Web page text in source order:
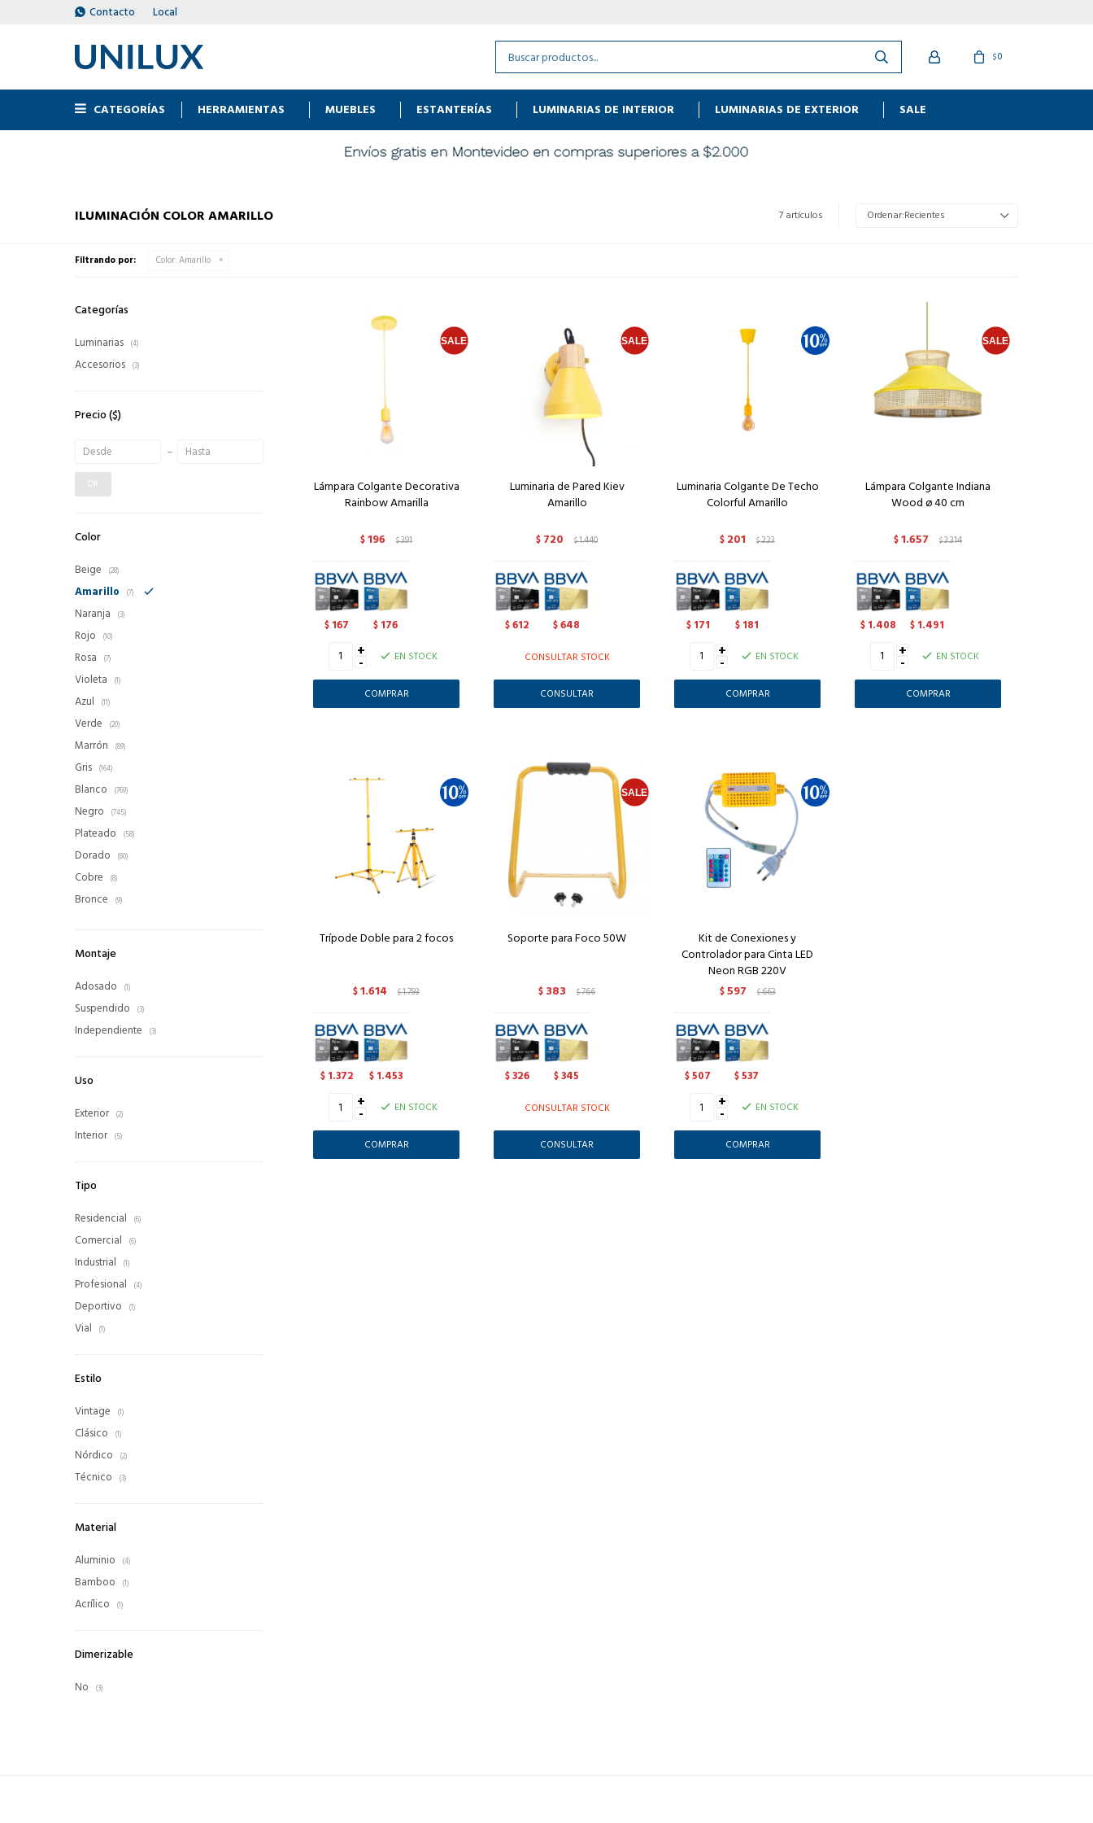
CATEGORÍAS HERRAMIENTAS MUEBLES ESTANTERÍAS LUMINARIAS DE INTERIOR LUMINARIAS DE EXTERIOR SALE
$0
Contacto Local
ILUMINACIÓN COLOR AMARILLO 7 artículos Recientes
Filtrando por: Color:Amarillo
Lámpara Colgante Decorativa
Rainbow Amarilla
$196 $391
$ 167 $ 176
+
- EN STOCK
Luminaria de Pared Kiev
Amarillo
$ 720 $1.440
$612 $648
CONSULTAR STOCK
CONSULTAR
Luminaria Colgante De Techo
Colorful Amarillo
$ 201 $223
$ 171 $ 181
+
- EN STOCK
Lámpara Colgante Indiana
Wood ø 40 cm
$1.657 $3.314
$ 1.408 $ 1.491
+
- EN STOCK
Trípode Doble para 2 focos
$1.614 $1.793
$ 1.372 $ 1.453
+
- EN STOCK
Soporte para Foco 50W
$ 383 $766
$326 $345
CONSULTAR STOCK
CONSULTAR
Kit de Conexiones y
Controlador para Cinta LED
Neon RGB 220V
$597 $663
$507 $537
+
- EN STOCK
Categorías
Luminarias (4)
Accesorios (3)
Precio($)
OK
Color
Beige (28)
Amarillo (7)
Naranja (3)
Rojo (10)
Rosa (7)
Violeta (1)
Azul (11)
Verde (20)
Marrón (89)
Gris (164)
Blanco (769)
Negro (745)
Plateado (58)
Dorado (80)
Cobre (8)
Bronce (9)
Montaje
Adosado (1)
Suspendido (3)
Independiente (3)
Uso
Exterior (2)
Interior (5)
Tipo
Residencial (6)
Comercial (6)
Industrial (1)
Profesional (4)
Deportivo (1)
Vial (1)
Estilo
Vintage (1)
Clásico (1)
Nórdico (2)
Técnico (3)
Material
Aluminio (4)
Bamboo (1)
Acrílico (1)
Dimerizable
No (3)